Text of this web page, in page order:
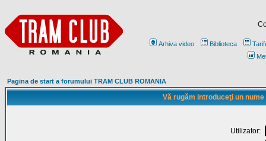
Arhiva video Biblioteca
Pagina de start a forumului TRAM CLUB ROMANIA
Vă rugăm introduceţi un
Utilizator: